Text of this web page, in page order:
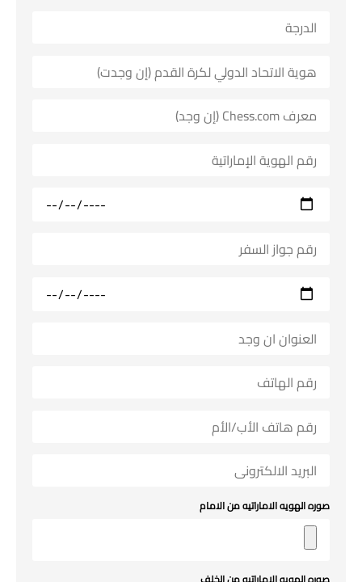
صوره الهويه الاماراتيه من الامام